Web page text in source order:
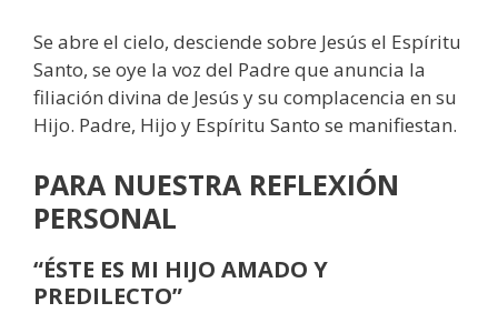
Se abre el cielo, desciende sobre Jesús el Espíritu
Santo, se oye la voz del Padre que anuncia la
filiación divina de Jesús y su complacencia en su
Hijo. Padre, Hijo y Espíritu Santo se manifiestan.
PARA NUESTRA REFLEXIÓN
PERSONAL
“ÉSTE ES MI HIJO AMADO Y
PREDILECTO”